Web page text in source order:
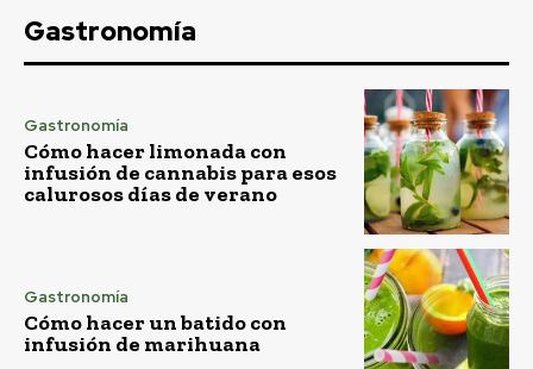
Gastronomía
Gastronomía
Cómo hacer limonada con
infusión de cannabis para esos
calurosos días de verano
Gastronomía
Cómo hacer un batido con
infusión de marihuana